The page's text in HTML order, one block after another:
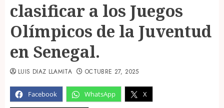
clasificar a los Juegos
Olímpicos de la Juventud
en Senegal.
Facebook WhatsApp X
LUIS DIAZ LLAMITA OCTUBRE 27, 2025